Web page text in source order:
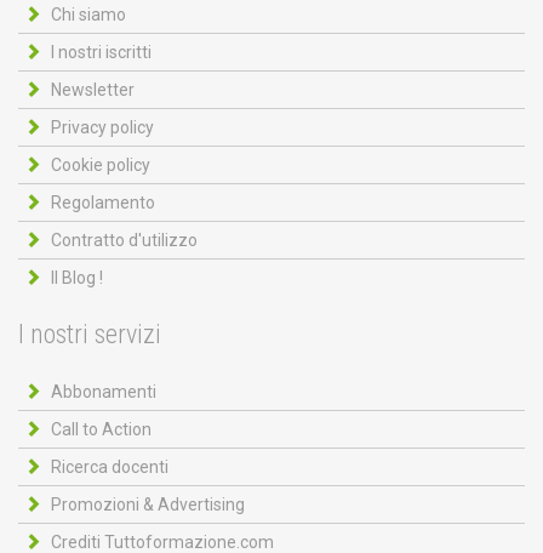
Chi siamo
I nostri iscritti
Newsletter
Privacy policy
Cookie policy
Regolamento
Contratto d'utilizzo
Il Blog !
I nostri servizi
Abbonamenti
Call to Action
Ricerca docenti
Promozioni & Advertising
Crediti Tuttoformazione.com